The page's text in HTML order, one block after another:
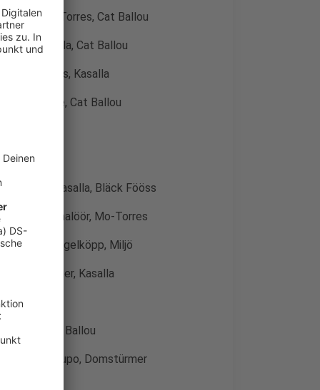
Mo-Torres, Cat Ballou
Kasalla, Cat Ballou
Miljö, Brings, Kasalla
Rabaue, Cat Ballou
de Gäng, Kasalla, Bläck Fööss
Planschemalöör, Mo-Torres
Klüngelköpp, Miljö
Höhner, Kasalla
Miljö, Cat Ballou
Torres, Lupo, Domstürmer